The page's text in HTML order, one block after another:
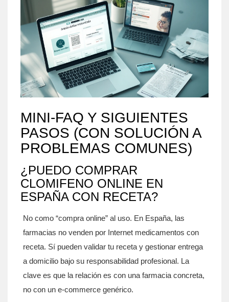
MINI‑FAQ Y SIGUIENTES
PASOS (CON SOLUCIÓN A
PROBLEMAS COMUNES)
¿PUEDO COMPRAR
CLOMIFENO ONLINE EN
ESPAÑA CON RECETA?
No como “compra online” al uso. En España, las
farmacias no venden por Internet medicamentos con
receta. Sí pueden validar tu receta y gestionar entrega
a domicilio bajo su responsabilidad profesional. La
clave es que la relación es con una farmacia concreta,
no con un e-commerce genérico.